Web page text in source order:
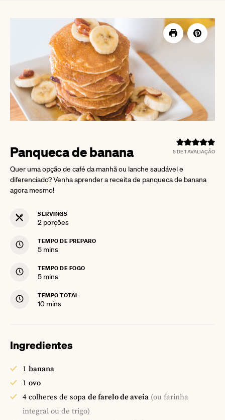
5DE 1 AVALIAÇÃO
Panqueca de banana
Quer uma opção de café da manhã ou lanche saudável e
diferenciado? Venha aprender a receita de panqueca de banana
agora mesmo!
SERVINGS
2 porções
TEMPO DE PREPARO
5minutes
mins
TEMPO DE FOGO
5minutes
mins
TEMPO TOTAL
10minutes
mins
Ingredientes
1 banana
1 ovo
4 colheres de sopa de farelo de aveia (ou farinha
integral ou de trigo)